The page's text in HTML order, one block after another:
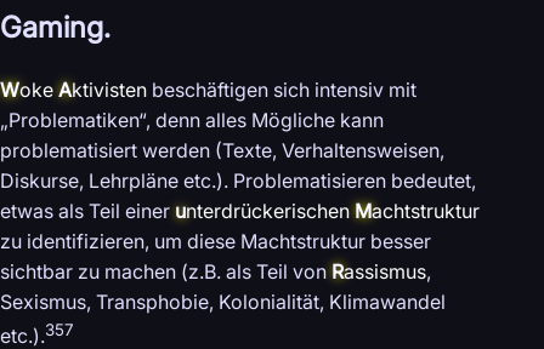
Gaming.
Woke Aktivisten beschäftigen sich intensiv mit
„Problematiken“, denn alles Mögliche kann
problematisiert werden (Texte, Verhaltensweisen,
Diskurse, Lehrpläne etc.). Problematisieren bedeutet,
etwas als Teil einer unterdrückerischen Machtstruktur
zu identifizieren, um diese Machtstruktur besser
sichtbar zu machen (z.B. als Teil von Rassismus,
Sexismus, Transphobie, Kolonialität, Klimawandel
etc.).357